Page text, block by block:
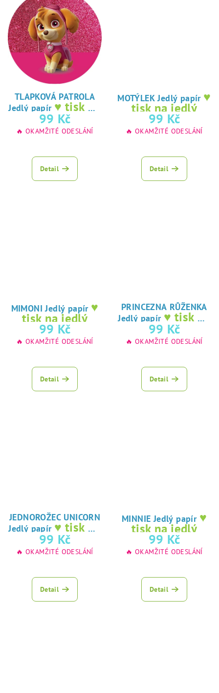
hvězdiček.
TLAPKOVÁ PATROLA
Jedlý papír ♥ tisk na
jedlý papír
99 Kč
🔥 OKAMŽITÉ ODESLÁNÍ
Detail
MOTÝLEK Jedlý papír ♥
tisk na jedlý
papír
99 Kč
🔥 OKAMŽITÉ ODESLÁNÍ
Detail
MIMONI Jedlý papír ♥
tisk na jedlý
papír
99 Kč
🔥 OKAMŽITÉ ODESLÁNÍ
Detail
PRINCEZNA RŮŽENKA
Jedlý papír ♥ tisk na
jedlý papír
99 Kč
🔥 OKAMŽITÉ ODESLÁNÍ
Detail
JEDNOROŽEC UNICORN
Jedlý papír ♥ tisk na
jedlý papír
99 Kč
🔥 OKAMŽITÉ ODESLÁNÍ
Detail
MINNIE Jedlý papír ♥
tisk na jedlý
papír
99 Kč
🔥 OKAMŽITÉ ODESLÁNÍ
Detail